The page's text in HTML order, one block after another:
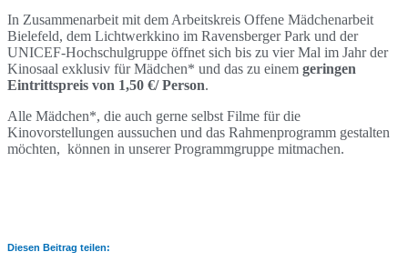
In Zusammenarbeit mit dem Arbeitskreis Offene Mädchenarbeit
Bielefeld, dem Lichtwerkkino im Ravensberger Park und der
UNICEF-Hochschulgruppe öffnet sich bis zu vier Mal im Jahr der
Kinosaal exklusiv für Mädchen* und das zu einem geringen
Eintrittspreis von 1,50 €/ Person.
Alle Mädchen*, die auch gerne selbst Filme für die
Kinovorstellungen aussuchen und das Rahmenprogramm gestalten
möchten, können in unserer Programmgruppe mitmachen.
Diesen Beitrag teilen: